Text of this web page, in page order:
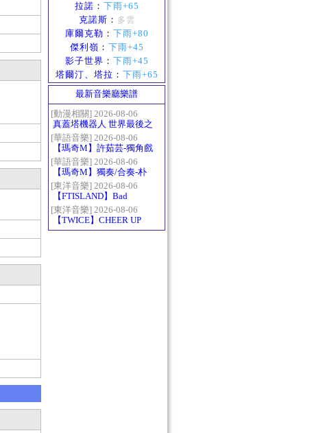
拉諾 ： 下雨+65
克諾斯 ： 多雲
庫爾克勒 ： 下雨+80
傑利嶺 ： 下雨+45
影子世界 ： 下雨+45
塔爾汀、塔拉 ： 下雨+65
最新音樂廳樂譜
[動漫相關] 2026-08-06
真蓋塔機器人 世界最後之
日OP2 HEATS
[華語音樂] 2026-08-06
【瑪奇M】許茹芸-獨角戲
[華語音樂] 2026-08-06
【瑪奇M】獨奏/合奏-朴
樹-那些花兒
[東洋音樂] 2026-08-06
【FTISLAND】Bad
Woman
[東洋音樂] 2026-08-06
【TWICE】CHEER UP